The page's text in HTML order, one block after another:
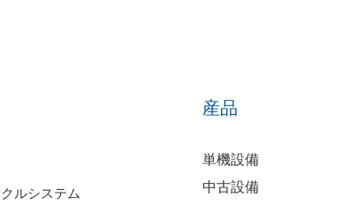
ルシステム
産品
単機設備
中古設備